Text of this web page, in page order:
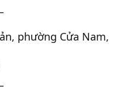
phường Cửa Nam,